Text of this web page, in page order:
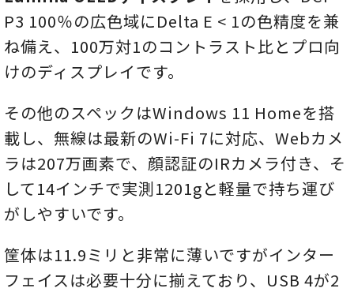
P3 100％の広色域にDelta E < 1の色精度を兼
ね備え、100万対1のコントラスト比とプロ向
けのディスプレイです。
その他のスペックはWindows 11 Homeを搭
載し、無線は最新のWi-Fi 7に対応、Webカメ
ラは207万画素で、顔認証のIRカメラ付き、そ
して14インチで実測1201gと軽量で持ち運び
がしやすいです。
筐体は11.9ミリと非常に薄いですがインター
フェイスは必要十分に揃えており、USB 4が2